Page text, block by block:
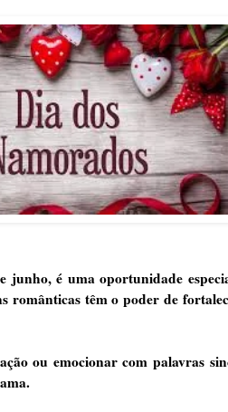
junho, é uma oportunidade
românticas têm o poder de
ou emocionar com palavras